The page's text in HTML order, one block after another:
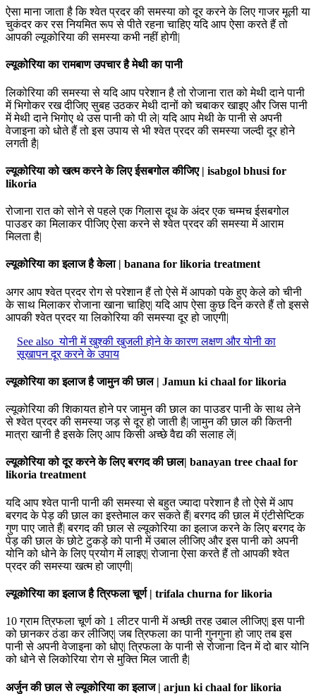
ऐसा माना जाता है कि श्वेत प्रदर की समस्या को दूर करने के लिए गाजर मूली या
चुकंदर कर रस नियमित रूप से पीते रहना चाहिए यदि आप ऐसा करते हैं तो
आपकी ल्यूकोरिया की समस्या कभी नहीं होगी|
ल्यूकोरिया का रामबाण उपचार है मेथी का पानी
लिकोरिया की समस्या से यदि आप परेशान है तो रोजाना रात को मेथी दाने पानी
में भिगोकर रख दीजिए सुबह उठकर मेथी दानों को चबाकर खाइए और जिस पानी
में मेथी दाने भिगोए थे उस पानी को पी ले| यदि आप मेथी के पानी से अपनी
वेजाइना को धोते हैं तो इस उपाय से भी श्वेत प्रदर की समस्या जल्दी दूर होने
लगती है|
ल्यूकोरिया को खत्म करने के लिए ईसबगोल कीजिए | isabgol bhusi for
likoria
रोजाना रात को सोने से पहले एक गिलास दूध के अंदर एक चम्मच ईसबगोल
पाउडर का मिलाकर पीजिए ऐसा करने से श्वेत प्रदर की समस्या में आराम
मिलता है|
ल्यूकोरिया का इलाज है केला | banana for likoria treatment
अगर आप श्वेत प्रदर रोग से परेशान हैं तो ऐसे में आपको पके हुए केले को चीनी
के साथ मिलाकर रोजाना खाना चाहिए| यदि आप ऐसा कुछ दिन करते हैं तो इससे
आपकी श्वेत प्रदर या लिकोरिया की समस्या दूर हो जाएगी|
See also योनी में खुश्की खुजली होने के कारण लक्षण और योनी का
सूखापन दूर करने के उपाय
ल्यूकोरिया का इलाज है जामुन की छाल | Jamun ki chaal for likoria
ल्यूकोरिया की शिकायत होने पर जामुन की छाल का पाउडर पानी के साथ लेने
से श्वेत प्रदर की समस्या जड़ से दूर हो जाती है| जामुन की छाल की कितनी
मात्रा खानी है इसके लिए आप किसी अच्छे वैद्य की सलाह लें|
ल्यूकोरिया को दूर करने के लिए बरगद की छाल| banayan tree chaal for
likoria treatment
यदि आप श्वेत पानी पानी की समस्या से बहुत ज्यादा परेशान है तो ऐसे में आप
बरगद के पेड़ की छाल का इस्तेमाल कर सकते हैं| बरगद की छाल में एंटीसेप्टिक
गुण पाए जाते हैं| बरगद की छाल से ल्यूकोरिया का इलाज करने के लिए बरगद के
पेड़ की छाल के छोटे टुकड़े को पानी में उबाल लीजिए और इस पानी को अपनी
योनि को धोने के लिए प्रयोग में लाइए| रोजाना ऐसा करते हैं तो आपकी श्वेत
प्रदर की समस्या खत्म हो जाएगी|
ल्यूकोरिया का इलाज है त्रिफला चूर्ण | trifala churna for likoria
10 ग्राम त्रिफला चूर्ण को 1 लीटर पानी में अच्छी तरह उबाल लीजिए| इस पानी
को छानकर ठंडा कर लीजिए| जब त्रिफला का पानी गुनगुना हो जाए तब इस
पानी से अपनी वेजाइना को धोए| त्रिफला के पानी से रोजाना दिन में दो बार योनि
को धोने से लिकोरिया रोग से मुक्ति मिल जाती है|
अर्जुन की छाल से ल्यूकोरिया का इलाज | arjun ki chaal for likoria